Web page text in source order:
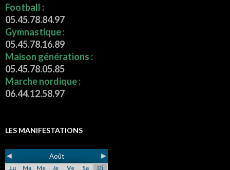
Football :
05.45.78.84.97
Gymnastique :
05.45.78.16.89
Maison générations :
05.45.78.05.85
Marche nordique :
06.44.12.58.97
LES MANIFESTATIONS
◄ Août ►
Lu Ma Me Je Ve Sa
Di